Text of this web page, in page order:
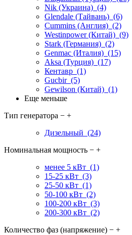
Nik (Украина) (4)
Glendale (Тайвань) (6)
Cummins (Англия) (2)
Westinpower (Китай) (9)
Stark (Германия) (2)
Genmac (Италия) (15)
Aksa (Турция) (17)
Кентавр (1)
Gucbir (5)
Gewilson (Китай) (1)
Еще меньше
Тип генератора − +
Дизельный (24)
Номинальная мощность − +
менее 5 кВт (1)
15-25 кВт (3)
25-50 кВт (1)
50-100 кВт (2)
100-200 кВт (3)
200-300 кВт (2)
Количество фаз (напряжение) − +